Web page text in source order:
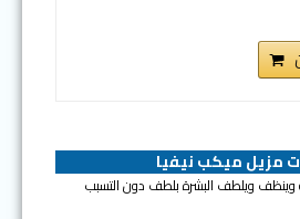
مزيل ميكب نيفيا
وينظف ويلطف البشرة بلطف دون التسبب